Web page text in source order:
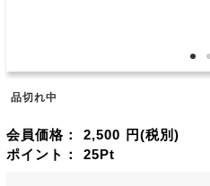
品切れ中
会員価格： 2,500 円(税別)
ポイント： 25Pt